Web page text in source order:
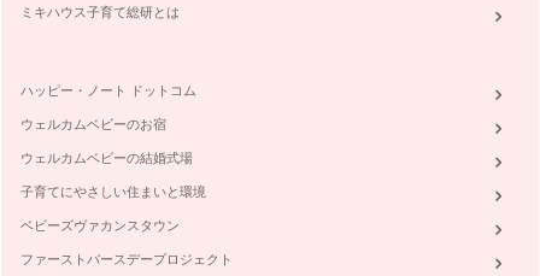
ミキハウス子育て総研とは
ハッピー・ノート ドットコム
ウェルカムベビーのお宿
ウェルカムベビーの結婚式場
子育てにやさしい住まいと環境
ベビーズヴァカンスタウン
ファーストバースデープロジェクト